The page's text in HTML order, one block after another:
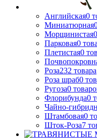
Английская0
Миниатюрная
Морщинистая0
Парковая0
Плетистая0
Роза232 товара
Роза шраб0
Ругоза0
Флорибунда0
Чайно-
Штамбовая0
Шток-Роза7